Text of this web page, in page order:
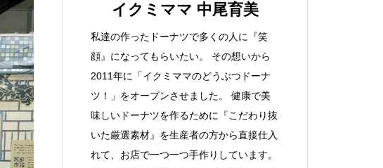
イクミママ 中尾育美
私達の作ったドーナツで多くの人に『笑
顔』になってもらいたい。 その想いから
2011年に「イクミママのどうぶつドーナ
ツ！」をオープンさせました。 健康で美
味しいドーナツを作るために『こだわり抜
いた厳選素材』を生産者の方から直接仕入
れて、お店で一つ一つ手作りしています。